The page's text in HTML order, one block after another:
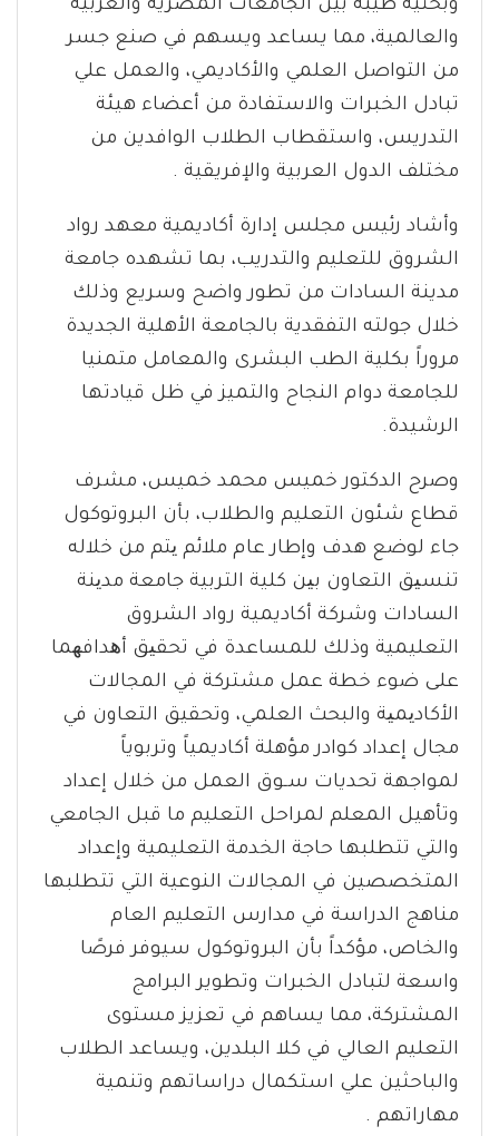
وبحثية طيبة بين الجامعات المصرية والعربية
والعالمية، مما يساعد ويسهم في صنع جسر
من التواصل العلمي والأكاديمي، والعمل علي
تبادل الخبرات والاستفادة من أعضاء هيئة
التدريس، واستقطاب الطلاب الوافدين من
مختلف الدول العربية والإفريقية .
وأشاد رئيس مجلس إدارة أكاديمية معهد رواد
الشروق للتعليم والتدريب، بما تشهده جامعة
مدينة السادات من تطور واضح وسريع وذلك
خلال جولته التفقدية بالجامعة الأهلية الجديدة
مروراً بكلية الطب البشرى والمعامل متمنيا
للجامعة دوام النجاح والتميز في ظل قيادتها
الرشيدة.
وصرح الدكتور خميس محمد خميس، مشرف
قطاع شئون التعليم والطلاب، بأن البروتوكول
جاء لوضع هدف وإطار عام ملائم یتم من خلاله
تنسیق التعاون بین كلية التربية جامعة مدینة
السادات وشركة أكاديمية رواد الشروق
التعليمية وذلك للمساعدة في تحقیق أھدافھما
على ضوء خطة عمل مشتركة في المجالات
الأكادیمیة والبحث العلمي، وتحقيق التعاون في
مجال إعداد كوادر مؤهلة أكاديمياً وتربوياً
لمواجهة تحديات سـوق العمل من خلال إعداد
وتأهيل المعلم لمراحل التعليم ما قبل الجامعي
والتي تتطلبها حاجة الخدمة التعليمية وإعداد
المتخصصين في المجالات النوعية التي تتطلبها
مناهج الدراسة في مدارس التعليم العام
والخاص، مؤكداً بأن البروتوكول سيوفر فرصًا
واسعة لتبادل الخبرات وتطوير البرامج
المشتركة، مما يساهم في تعزيز مستوى
التعليم العالي في كلا البلدين، ويساعد الطلاب
والباحثين علي استكمال دراساتهم وتنمية
مهاراتهم .